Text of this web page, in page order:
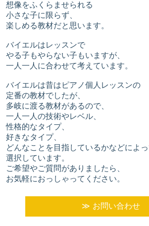
想像をふくらませられる
小さな子に限らず、
楽しめる教材だと思います。
バイエルはレッスンで
やる子もやらない子もいますが、
一人一人に合わせて考えています。
バイエルは昔はピアノ個人レッスンの
定番の教材でしたが、
多岐に渡る教材があるので、
一人一人の技術やレベル、
性格的なタイプ、
好きなタイプ、
どんなことを目指しているかなどによ
選択しています。
ご希望やご質問がありましたら、
お気軽におっしゃってください。
お問い合わせ